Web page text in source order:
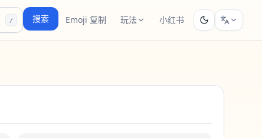
/ 搜索 Emoji 复制 玩法 小红书